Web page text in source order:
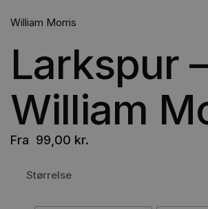
William Morris
Larkspur
William
Fra 99,00 kr.
Størrelse